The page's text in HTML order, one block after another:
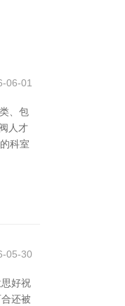
06-01
、包
人才
科室
05-30
好祝
还被